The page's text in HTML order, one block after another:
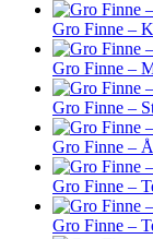
Gro Finne –
Gro Finne –
Gro Finne –
Gro Finne –
Gro Finne –
Gro Finne –